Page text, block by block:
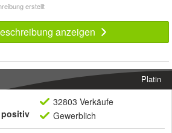
erstellt
anzeigen
Platin
positiv
32803 Verkäufe
Gewerblich